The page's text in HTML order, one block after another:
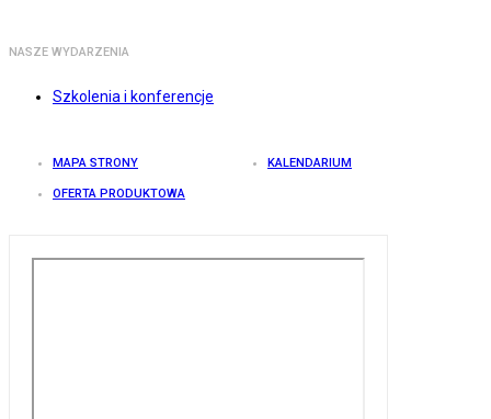
NASZE WYDARZENIA
Szkolenia i konferencje
MAPA STRONY KALENDARIUM
OFERTA PRODUKTOWA